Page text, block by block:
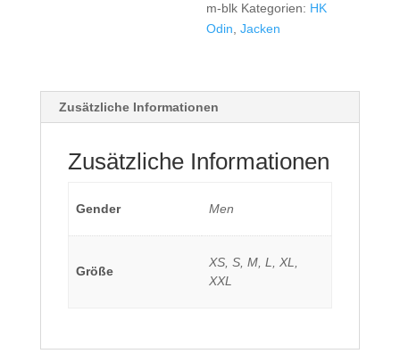
m-blk Kategorien: HK
Odin ,Jacken
Zusätzliche Informationen
Zusätzliche Informationen
Gender Men
Größe
XS, S, M, L, XL,
XXL